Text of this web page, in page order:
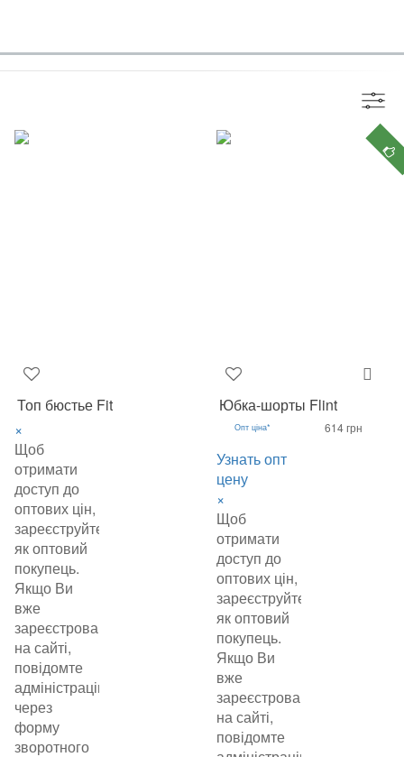
Топ бюстье Fit
×
Щоб
отримати
доступ до
оптових цін,
зареєструйтеся
як оптовий
покупець.
Якщо Ви
вже
зареєстровані
на сайті,
повідомте
адміністрацію
через
форму
зворотного
Юбка-шорты Flint
Опт ціна*
Узнать опт
цену
×
Щоб
отримати
доступ до
оптових цін,
зареєструйтеся
як оптовий
покупець.
Якщо Ви
вже
зареєстровані
на сайті,
повідомте
614 грн